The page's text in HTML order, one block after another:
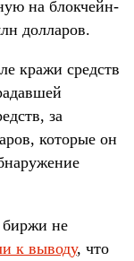
на блокчейн-
долларов.
кражи средств
за
которые он
биржи не
к выводу, что